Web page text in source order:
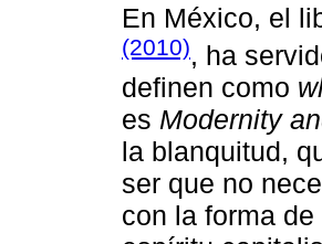
En México, el
(2010), ha
definen como
es Modernity
la blanquitud,
ser que no
con la forma